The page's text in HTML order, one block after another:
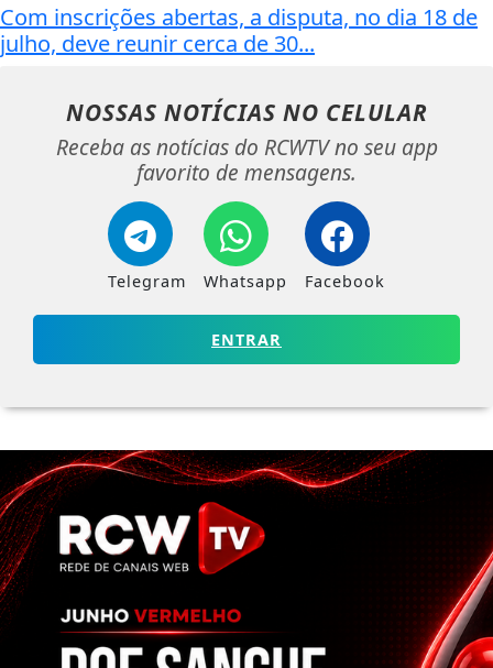
Com inscrições abertas, a disputa, no dia 18 de
julho, deve reunir cerca de 30...
NOSSAS NOTÍCIAS NO CELULAR
Receba as notícias do RCWTV no seu app
favorito de mensagens.
Telegram Whatsapp Facebook
ENTRAR